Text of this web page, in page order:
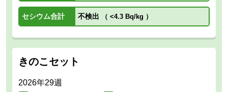
セシウム合計 不検出 （ <4.3 Bq/kg ）
きのこセット
2026年29週